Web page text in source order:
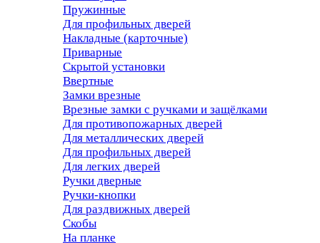
Пружинные
Для профильных дверей
Накладные (карточные)
Приварные
Скрытой установки
Ввертные
Замки врезные
Врезные замки с ручками и защёлками
Для противопожарных дверей
Для металлических дверей
Для профильных дверей
Для легких дверей
Ручки дверные
Ручки-кнопки
Для раздвижных дверей
Скобы
На планке